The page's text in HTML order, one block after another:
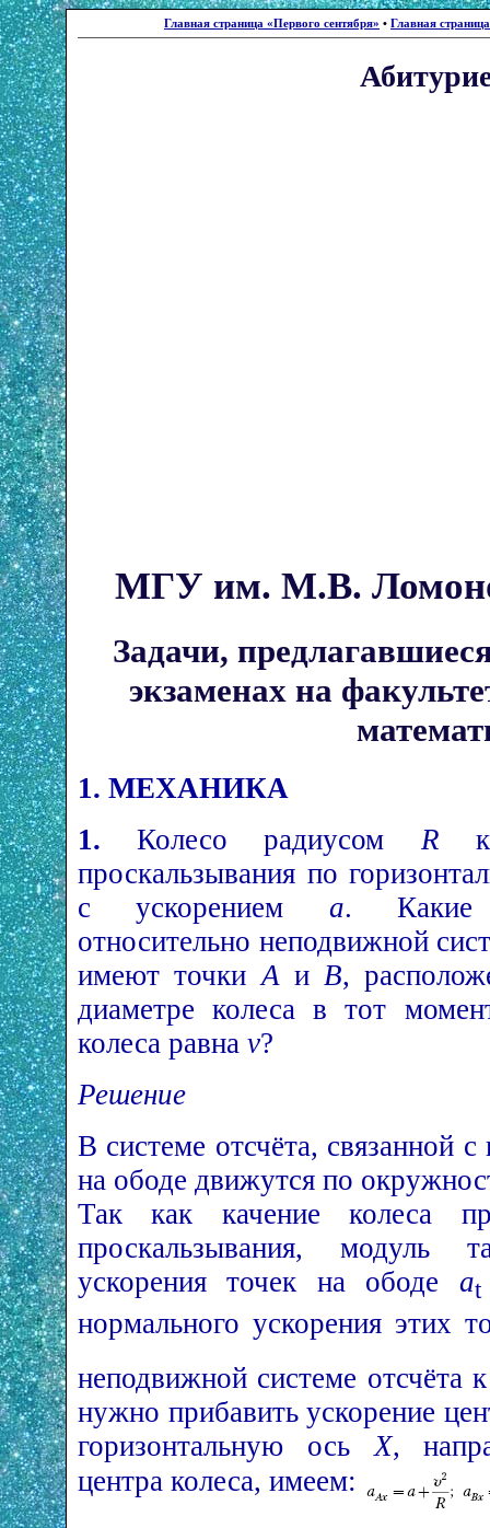
Главная страница «Первого сентября» • Главная
МГУ им. М.В.
Задачи,
экзаменах на
1. МЕХАНИКА
1. Колесо радиусом R
проскальзывания по
с ускорением a. Какие
относительно неподвижной
имеют точкиAиB,
диаметре колеса в тот
колеса равна v?
Решение
В системе отсчёта, связанной
на ободе движутся по
Так как качение колеса
проскальзывания, модуль
ускорения точек на ободе at
нормального ускорения этих
неподвижной системе отсчёта
нужно прибавить ускорение
горизонтальную ось X,
центра колеса, имеем: